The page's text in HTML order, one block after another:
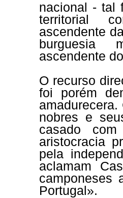
nacional - tal
territorial
ascendente
burguesia
ascendente
O recurso
foi porém
nobres e
casado
aristocracia
pela
aclamam
camponeses
Portugal».